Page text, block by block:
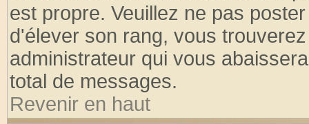
est propre. Veuillez ne pas
d'élever son rang, vous
administrateur qui vous
total de messages.
Revenir en haut